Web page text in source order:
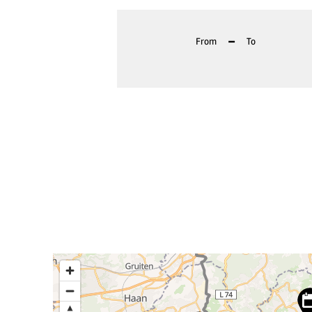
From - To
Use „CTRL“ and scroll to zoom the map